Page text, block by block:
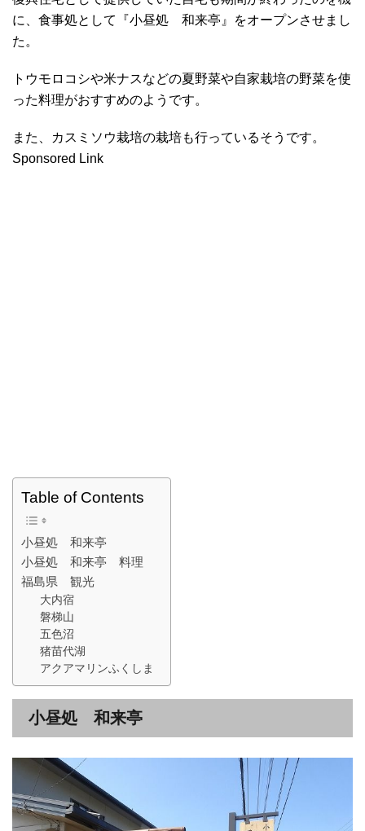
に、食事処として『小昼処 和来亭 』をオープンさせまし
た。
トウモロコシや米ナスなどの夏野菜や自家栽培の野菜を使
った料理がおすすめのようです。
また、カスミソウ栽培の栽培も行っているそうです。
Sponsored Link
Table of Contents
小昼処 和来亭
小昼処 和来亭 料理
福島県 観光
大内宿
磐梯山
五色沼
猪苗代湖
アクアマリンふくしま
小昼処 和来亭